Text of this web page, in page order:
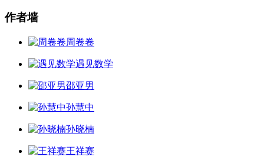
作者墙
周卷卷
遇见数学
邵亚男
孙慧中
孙晓楠
王祥赛